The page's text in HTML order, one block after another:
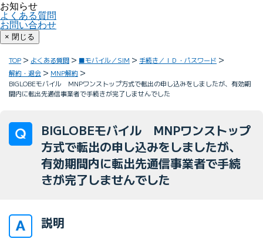
お知らせ
よくある質問
お問い合わせ
× 閉じる
TOP よくある質問 ■モバイル／SIM
手続き／ＩＤ・パスワード
解約・退会
MNP解約
BIGLOBEモバイル MNPワンストップ方式で転出の申し込みをしましたが、有効期
間内に転出先通信事業者で手続きが完了しませんでした
BIGLOBEモバイル MNPワンストップ
方式で転出の申し込みをしましたが、
有効期間内に転出先通信事業者で手続
きが完了しませんでした
説明